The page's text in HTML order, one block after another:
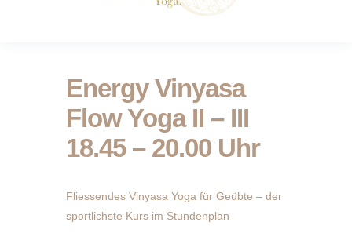
Energy Vinyasa
Flow Yoga II – III
18.45 – 20.00 Uhr
Fliessendes Vinyasa Yoga für Geübte – der
sportlichste Kurs im Stundenplan